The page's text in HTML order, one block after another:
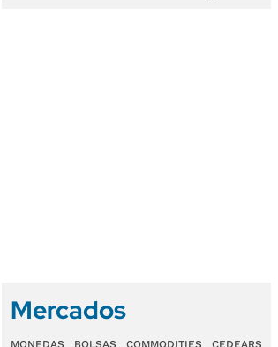
Mercados
MONEDAS BOLSAS COMMODITIES CEDEARS